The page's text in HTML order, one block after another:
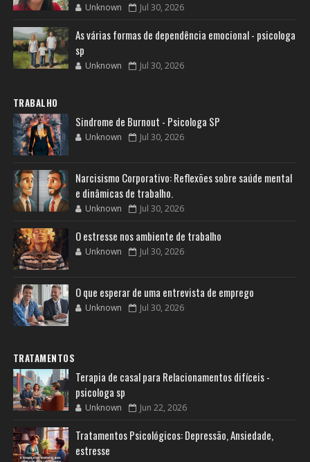
Unknown Jul 30, 2026
As várias formas de dependência emocional - psicologa
sp
Unknown Jul 30, 2026
TRABALHO
Sindrome de Burnout - Psicologa SP
Unknown Jul 30, 2026
Narcisismo Corporativo: Reflexões sobre saúde mental
e dinâmicas de trabalho.
Unknown Jul 30, 2026
O estresse nos ambiente de trabalho
Unknown Jul 30, 2026
O que esperar de uma entrevista de emprego
Unknown Jul 30, 2026
TRATAMENTOS
Terapia de casal para Relacionamentos difíceis -
psicologa sp
Unknown Jun 22, 2026
Tratamentos Psicológicos: Depressão, Ansiedade,
estresse